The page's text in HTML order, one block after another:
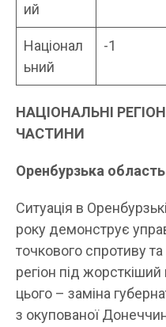
ий
Націонал
ьний
-1
НАЦІОНАЛЬНІ
ЧАСТИНИ
Оренбурзька область
Ситуація в
року демонструє
точкового спротиву
регіон під
цього – заміна
з окупованої